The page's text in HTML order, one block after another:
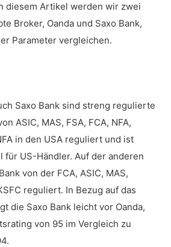
diesem Artikel werden wir zwei
Broker, Oanda und Saxo Bank,
Parameter vergleichen.
Saxo Bank sind streng regulierte
ASIC, MAS, FSA, FCA, NFA,
in den USA reguliert und ist
für US-Händler. Auf der anderen
von der FCA, ASIC, MAS,
reguliert. In Bezug auf das
die Saxo Bank leicht vor Oanda,
von 95 im Vergleich zu